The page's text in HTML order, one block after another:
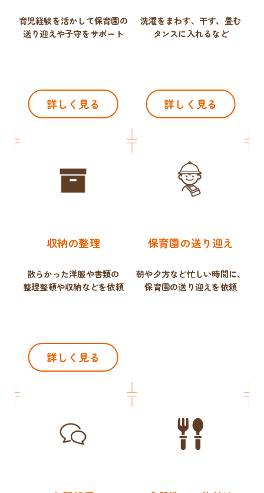
育児経験を活かして保育園の
送り迎えや子守をサポート
詳しく見る
洗濯をまわす、干す、畳む
タンスに入れるなど
詳しく見る
収納の整理
散らかった洋服や書類の
整理整頓や収納などを依頼
詳しく見る
保育園の送り迎え
朝や夕方など忙しい時間に、
保育園の送り迎えを依頼